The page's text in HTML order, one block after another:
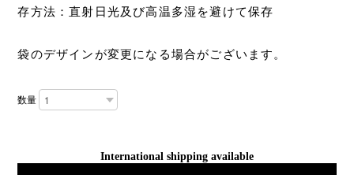
存方法：直射日光及び高温多湿を避けて保存
袋のデザインが変更になる場合がございます。
数量
International shipping available